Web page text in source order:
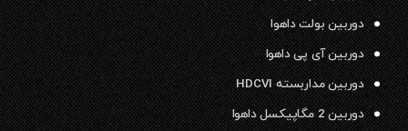
دوربین بولت داهوا
دوربین آی پی داهوا
دوربین مداربسته HDCVI
دوربین 2 مگاپیکسل داهوا